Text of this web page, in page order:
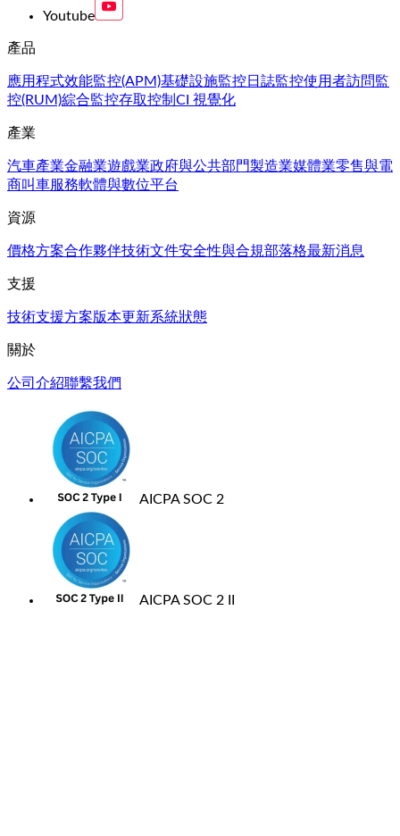
Youtube
產品
應用程式效能監控(APM)基礎設施監控日誌監控使用者訪問監
控(RUM)綜合監控存取控制 CI 視覺化
產業
汽車產業金融業遊戲業政府與公共部門製造業媒體業零售與電
商叫車服務軟體與數位平台
資源
價格方案合作夥伴技術文件安全性與合規部落格最新消息
支援
技術支援方案版本更新系統狀態
關於
公司介紹聯繫我們
AICPA SOC 2
AICPA SOC 2 II